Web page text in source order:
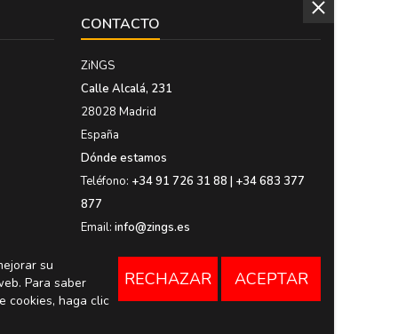
CONTACTO
ZiNGS
Calle Alcalá, 231
28028 Madrid
España
Dónde estamos
Teléfono: +34 91 726 31 88 | +34 683 377
877
Email: info@zings.es
su
Para saber
cookies, haga clic
RECHAZAR ACEPTAR